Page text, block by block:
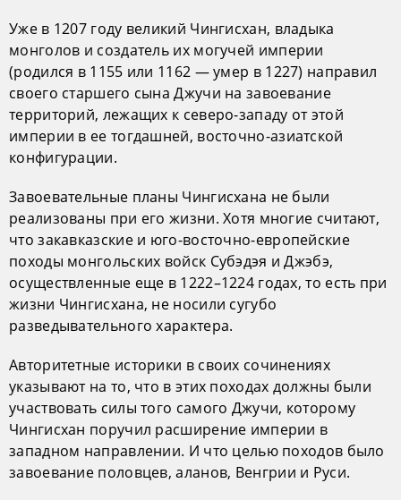
Уже в 1207 году великий Чингисхан, владыка
монголов и создатель их могучей империи
(родился в 1155 или 1162 — умер в 1227) направил
своего старшего сына Джучи на завоевание
территорий, лежащих к северо-западу от этой
империи в ее тогдашней, восточно-азиатской
конфигурации.
Завоевательные планы Чингисхана не были
реализованы при его жизни. Хотя многие считают,
что закавказские и юго-восточно-европейские
походы монгольских войск Субэдэя и Джэбэ,
осуществленные еще в 1222–1224 годах, то есть при
жизни Чингисхана, не носили сугубо
разведывательного характера.
Авторитетные историки в своих сочинениях
указывают на то, что в этих походах должны были
участвовать силы того самого Джучи, которому
Чингисхан поручил расширение империи в
западном направлении. И что целью походов было
завоевание половцев, аланов, Венгрии и Руси.